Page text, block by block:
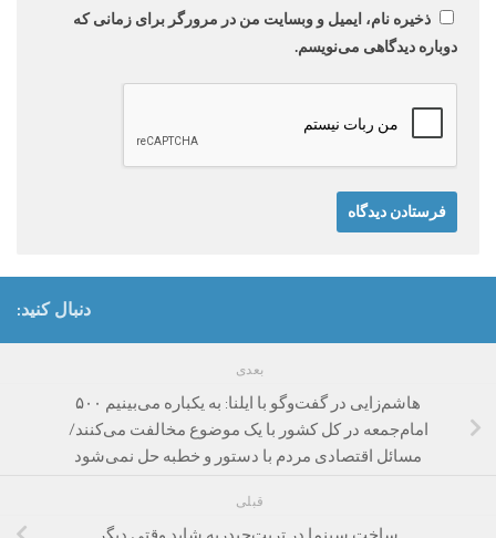
ذخیره نام، ایمیل و وبسایت من در مرورگر برای زمانی که
دوباره دیدگاهی می‌نویسم.
دنبال کنید:
بعدی
هاشم‌زایی در گفت‌و‌گو با ایلنا: به یکباره می‌بینیم ۵۰۰
اما‌م‌جمعه در کل کشور با یک موضوع مخالفت می‌کنند/
مسائل اقتصادی مردم با دستور و خطبه حل نمی‌شود
قبلی